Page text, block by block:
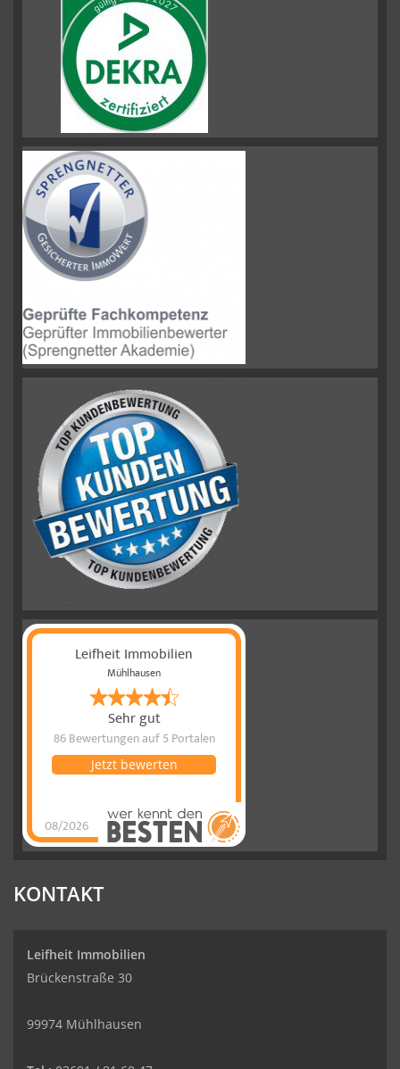
Leifheit Immobilien
Mühlhausen
Sehr gut
86 Bewertungenauf 5 Portalen
08/2026
Jetzt bewerten
Leifheit
Immobilienhat
4.77von5Sternen
KONTAKT
Leifheit Immobilien
Brückenstraße 30
99974 Mühlhausen